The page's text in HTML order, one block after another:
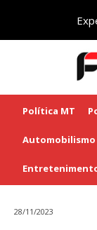
Política MT
Automobilismo
28/11/2023